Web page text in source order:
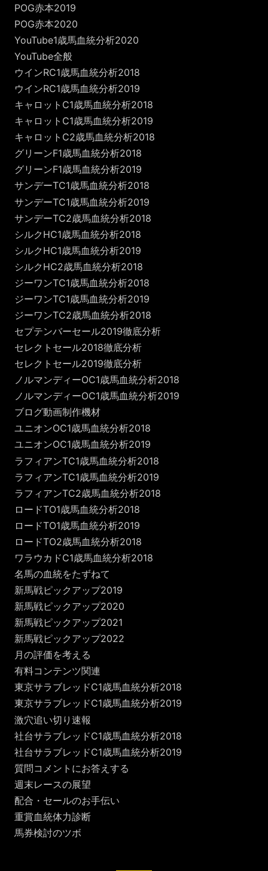
POG赤本2019
POG赤本2020
YouTube1歳馬血統分析2020
YouTube全般
ウインRC1歳馬血統分析2018
ウインRC1歳馬血統分析2019
キャロットC1歳馬血統分析2018
キャロットC1歳馬血統分析2019
キャロットC2歳馬血統分析2018
グリーンF1歳馬血統分析2018
グリーンF1歳馬血統分析2019
サンデーTC1歳馬血統分析2018
サンデーTC1歳馬血統分析2019
サンデーTC2歳馬血統分析2018
シルクHC1歳馬血統分析2018
シルクHC1歳馬血統分析2019
シルクHC2歳馬血統分析2018
ジーワンTC1歳馬血統分析2018
ジーワンTC1歳馬血統分析2019
ジーワンTC2歳馬血統分析2018
セプテンバーセール2019徹底分析
セレクトセール2018徹底分析
セレクトセール2019徹底分析
ノルマンディーOC1歳馬血統分析2018
ノルマンディーOC1歳馬血統分析2019
ブログ動画制作機材
ユニオンOC1歳馬血統分析2018
ユニオンOC1歳馬血統分析2019
ラフィアンTC1歳馬血統分析2018
ラフィアンTC1歳馬血統分析2019
ラフィアンTC2歳馬血統分析2018
ロードTO1歳馬血統分析2018
ロードTO1歳馬血統分析2019
ロードTO2歳馬血統分析2018
ワラウカドC1歳馬血統分析2018
名馬の血統をたずねて
新馬戦ピックアップ2019
新馬戦ピックアップ2020
新馬戦ピックアップ2021
新馬戦ピックアップ2022
月の評価を考える
有料コンテンツ関連
東京サラブレッドC1歳馬血統分析2018
東京サラブレッドC1歳馬血統分析2019
激穴追い切り速報
社台サラブレッドC1歳馬血統分析2018
社台サラブレッドC1歳馬血統分析2019
質問コメントにお答えする
週末レースの展望
配合・セールのお手伝い
重賞血統体力診断
馬券検討のツボ